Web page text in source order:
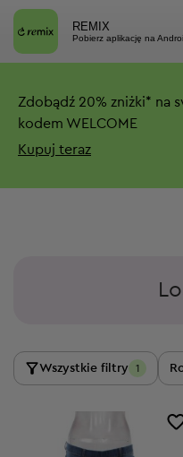
REMIX
Pobierz aplikację na
Zdobądź 20% zniżki* na
kodem WELCOME
Kupuj teraz
Wszystkie filtry 1